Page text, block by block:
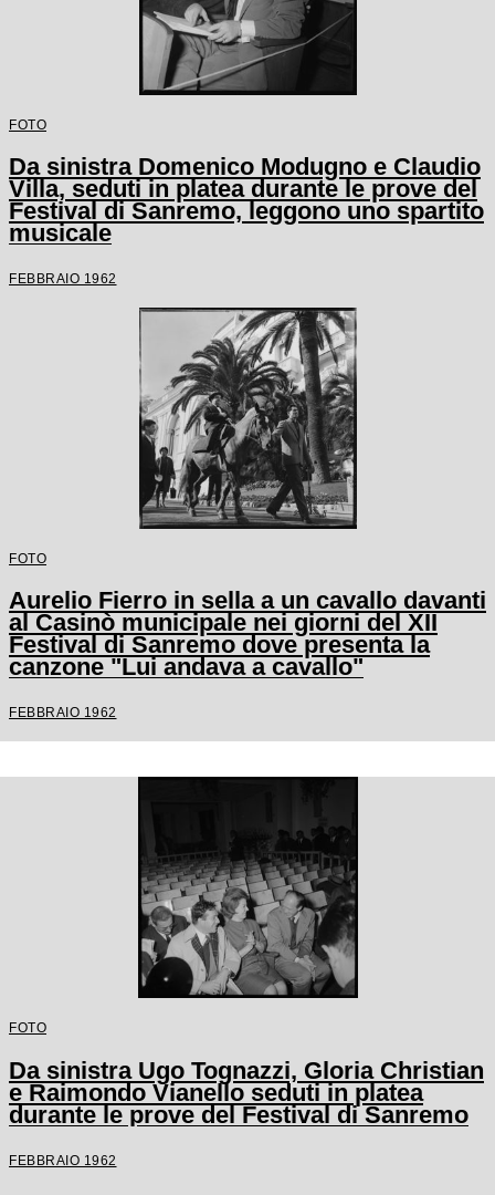
FOTO
Da sinistra Domenico Modugno e Claudio
Villa, seduti in platea durante le prove del
Festival di Sanremo, leggono uno spartito
musicale
FEBBRAIO 1962
FOTO
Aurelio Fierro in sella a un cavallo davanti
al Casinò municipale nei giorni del XII
Festival di Sanremo dove presenta la
canzone "Lui andava a cavallo"
FEBBRAIO 1962
FOTO
Da sinistra Ugo Tognazzi, Gloria Christian
e Raimondo Vianello seduti in platea
durante le prove del Festival di Sanremo
FEBBRAIO 1962